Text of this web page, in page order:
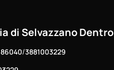
di Selvazzano Dentro
/3881003229